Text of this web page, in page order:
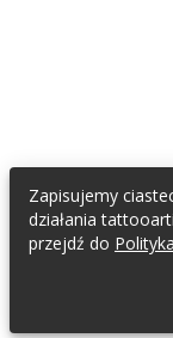
Zapisujemy
działania
przejdź do